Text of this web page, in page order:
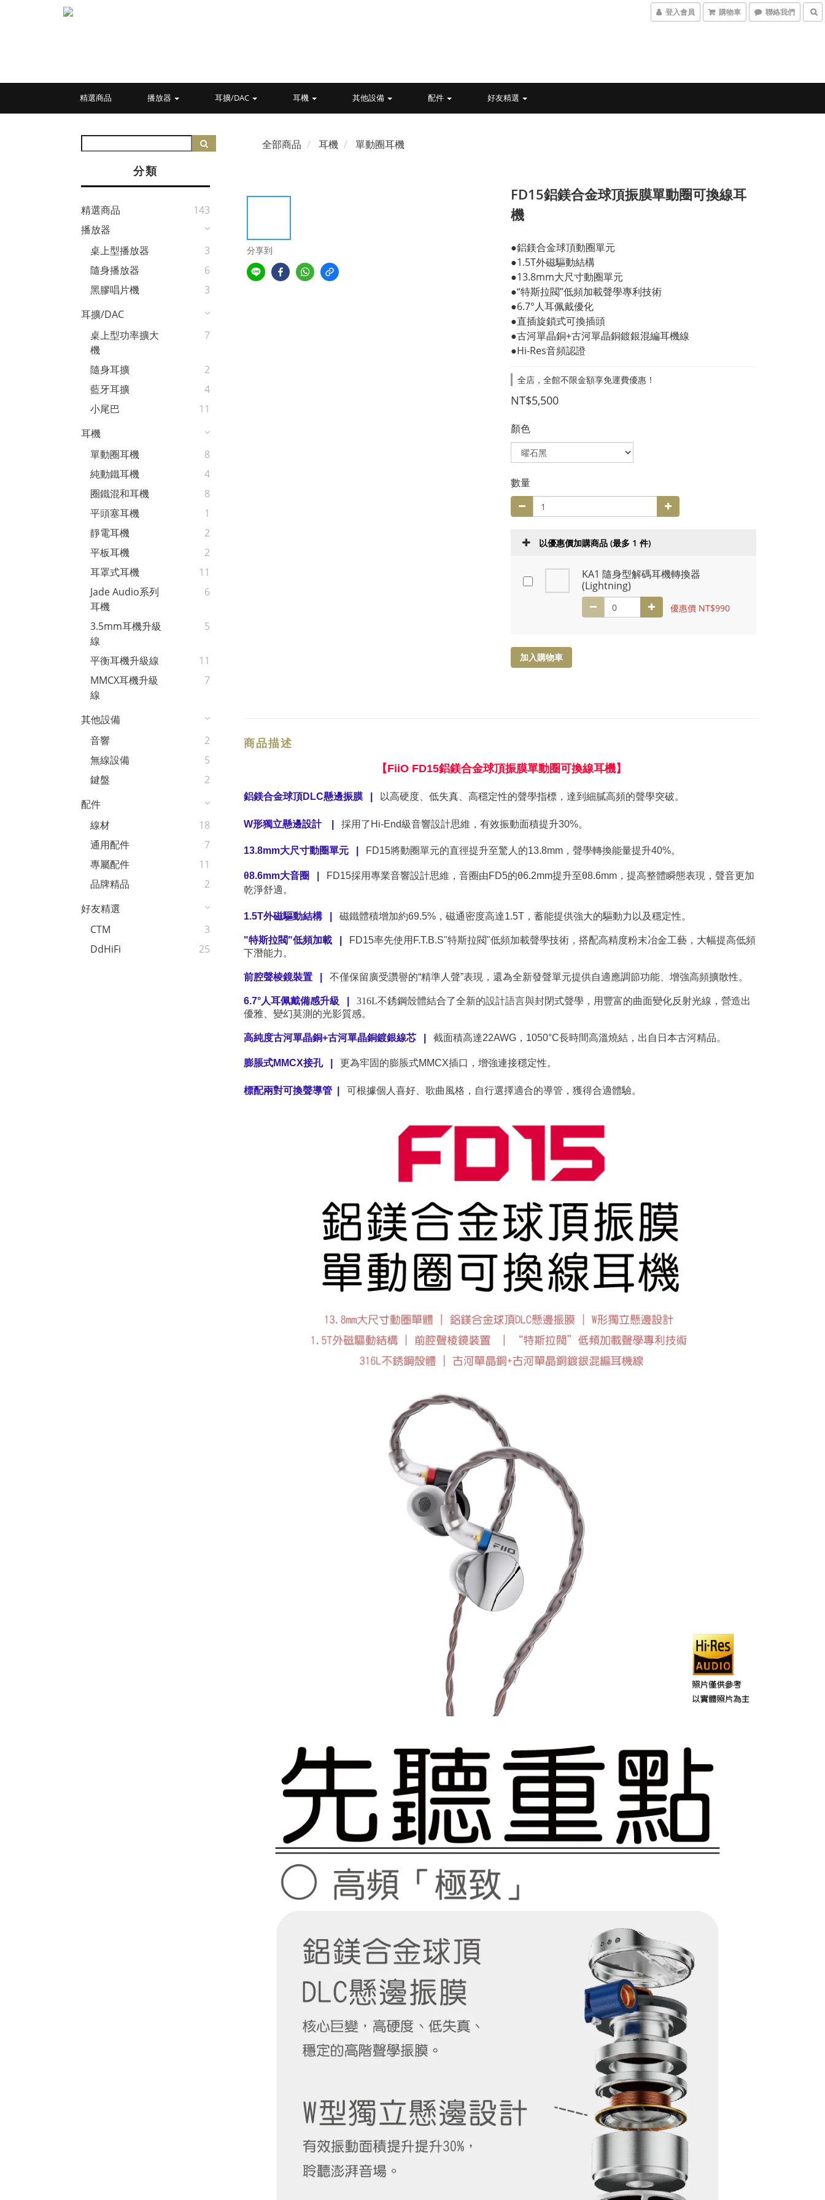
登入會員 購物車 聯絡我們
精選商品 播放器 耳擴/DAC 耳機 其他設備 配件 好友精選
分類
精選商品
143
播放器
桌上型播放器
3
隨身播放器
6
黑膠唱片機
3
耳擴/DAC
桌上型功率擴大
機
7
隨身耳擴
2
藍牙耳擴
4
小尾巴
11
耳機
單動圈耳機
8
純動鐵耳機
4
圈鐵混和耳機
8
平頭塞耳機
1
靜電耳機
2
平板耳機
2
耳罩式耳機
11
Jade Audio系列
耳機
6
3.5mm耳機升級
線
5
平衡耳機升級線
11
MMCX耳機升級
線
7
其他設備
音響
2
無線設備
5
鍵盤
2
配件
線材
18
通用配件
7
專屬配件
11
品牌精品
2
好友精選
CTM
3
DdHiFi
25
全部商品 耳機 單動圈耳機
分享到
FD15鋁鎂合金球頂振膜單動圈可換線耳
機
●鋁鎂合金球頂動圈單元
●1.5T外磁驅動結構
●13.8mm大尺寸動圈單元
●“特斯拉閥”低頻加載聲學專利技術
●6.7°人耳佩戴優化
●直插旋鎖式可換插頭
●古河單晶銅+古河單晶銅鍍銀混編耳機線
●Hi-Res音頻認證
全店，全館不限金額享免運費優惠！
NT$5,500
顏色
數量
以優惠價加購商品 (最多 1 件)
KA1 隨身型解碼耳機轉換器
(Lightning)
優惠價 NT$990
加入購物車
商品描述
【FiiO FD15鋁鎂合金球頂振膜單動圈可換線耳機】
鋁鎂合金球頂DLC懸邊振膜 以高硬度、低失真、高穩定性的聲學指標，達到細膩高頻的聲學突破。
W形獨立懸邊設計 採用了Hi-End級音響設計思維，有效振動面積提升30%。
13.8mm大尺寸動圈單元 | FD15將動圈單元的直徑提升至驚人的13.8mm，聲學轉換能量提升40%。
θ8.6mm大音圈
FD15採用專業音響設計思維，音圈由FD5的θ6.2mm提升至θ8.6mm，提高整體瞬態表現，聲音更加
乾淨舒適。
1.5T外磁驅動結構 | 磁鐵體積增加約69.5%，磁通密度高達1.5T，蓄能提供強大的驅動力以及穩定性。
"特斯拉閥"低頻加載 |
FD15率先使用F.T.B.S"特斯拉閥"低頻加載聲學技術，搭配高精度粉末冶金工藝，大幅提高低頻
下潛能力。
前腔聲棱鏡裝置 | 不僅保留廣受讚譽的“精準人聲”表現，還為全新發聲單元提供自適應調節功能、增強高頻擴散性。
6.7°人耳佩戴備感升級 | 316L不銹鋼殼體結合了全新的設計語言與封閉式聲學，用豐富的曲面變化反射光線，營造出
優雅、變幻莫測的光影質感。
高純度古河單晶銅+古河單晶銅鍍銀線芯 | 截面積高達22AWG，1050°C長時間高溫燒結，出自日本古河精品。
膨脹式MMCX接孔 更為牢固的膨脹式MMCX插口，增強連接穩定性。
標配兩對可換聲導管 可根據個人喜好、歌曲風格，自行選擇適合的導管，獲得合適體驗。